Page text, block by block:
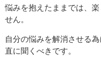
悩みを抱えたままでは、
せん。
自分の悩みを解消させる
直に聞くべきです。